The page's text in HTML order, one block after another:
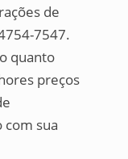
de
7547.
quanto
preços
com sua